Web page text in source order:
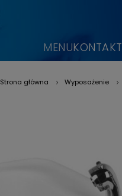
MENUKONTAKT
Strona główna Wyposażenie